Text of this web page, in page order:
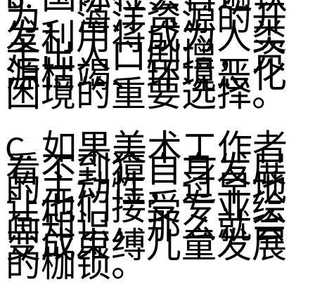
为，海洋资源的开
发利用将成为人类
走出人口剧增，资
源枯竭、环境恶化
困境的重要选择。
C.如果美术工作者
看不到獐自身发展
的主动性，过早地
让他们接受专业绘
画知识，那么就会
变成束缚儿童发展
的枷锁。